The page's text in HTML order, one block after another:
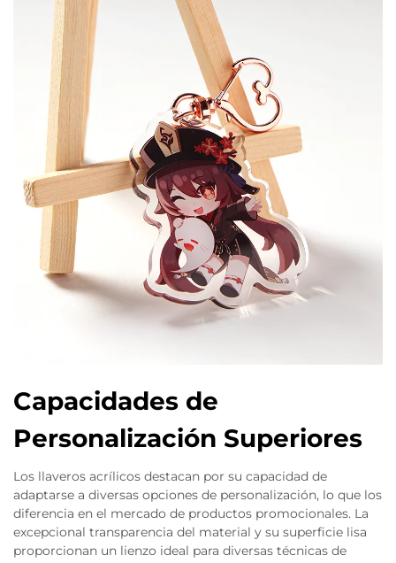
Capacidades de
Personalización Superiores
Los llaveros acrílicos destacan por su capacidad de
adaptarse a diversas opciones de personalización, lo que los
diferencia en el mercado de productos promocionales. La
excepcional transparencia del material y su superficie lisa
proporcionan un lienzo ideal para diversas técnicas de